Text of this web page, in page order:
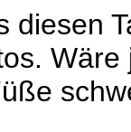
diesen